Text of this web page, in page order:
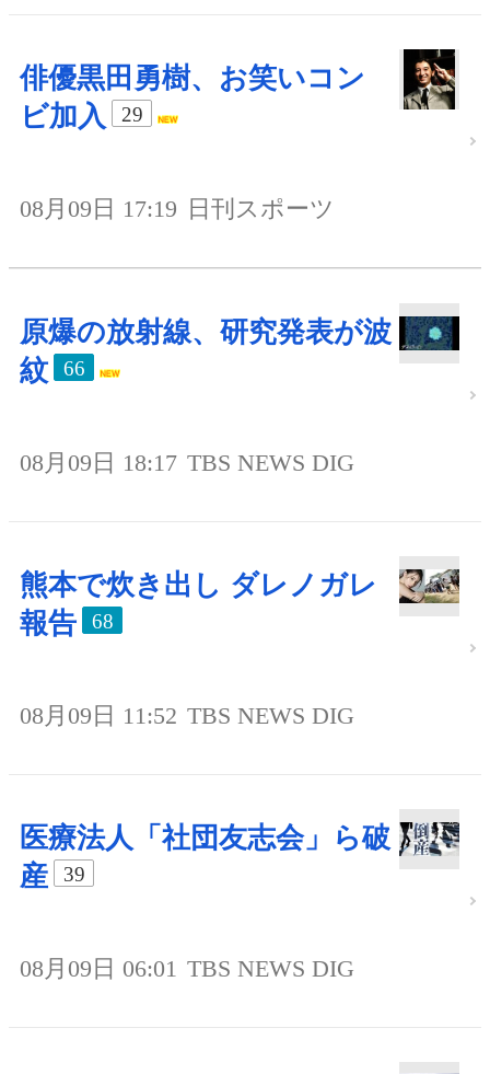
俳優黒田勇樹、お笑いコン
ビ加入
29
08月09日 17:19 日刊スポーツ
原爆の放射線、研究発表が波
紋
66
08月09日 18:17 TBS NEWS DIG
熊本で炊き出し ダレノガレ
報告
68
08月09日 11:52 TBS NEWS DIG
医療法人「社団友志会」ら破
産
39
08月09日 06:01 TBS NEWS DIG